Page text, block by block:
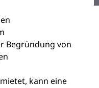
Begründung von
kann eine